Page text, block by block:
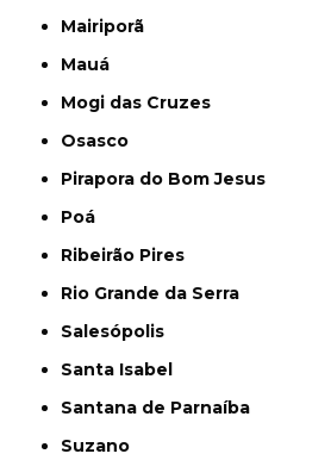
Mairiporã
Mauá
Mogi das Cruzes
Osasco
Pirapora do Bom Jesus
Poá
Ribeirão Pires
Rio Grande da Serra
Salesópolis
Santa Isabel
Santana de Parnaíba
Suzano